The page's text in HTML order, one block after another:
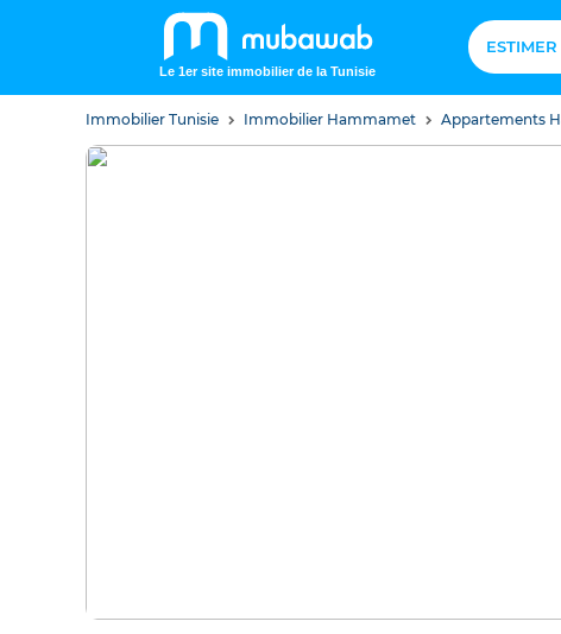
Le 1er site immobilier de la Tunisie
Immobilier Tunisie Immobilier Hammamet Appartements